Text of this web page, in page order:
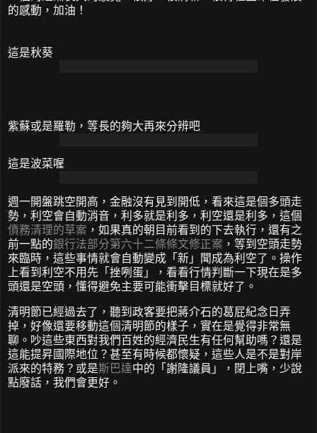
的感動，加油！
這是秋葵
紫蘇或是羅勒，等長的夠大再來分辨吧
這是波菜喔
週一開盤跳空開高，金融沒有見到開低，看來這是個多頭走
勢，利空會自動消音，利多就是利多，利空還是利多，這個
債務清理的草案 ，如果真的朝目前看到的下去執行，還有之
前一點的銀行法部分第六十二條條文修正案 ，等到空頭走勢
來臨時，這些事情就會自動變成「新」聞成為利空了。操作
上看到利空不用先「挫咧蛋」，看看行情判斷一下現在是多
頭還是空頭，懂得避免主要可能衝擊目標就好了。
清明節已經過去了，聽到政客要把蔣介石的葛屁紀念日弄
掉，好像還要移動這個清明節的樣子，實在是覺得非常無
聊。吵這些東西對我們百姓的經濟民生有任何幫助嗎？還是
這能提昇國際地位？甚至有時候都懷疑，這些人是不是對岸
派來的特務？或是斯巴達中的「謝隆議員」，閉上嘴，少說
點廢話，我們會更好。